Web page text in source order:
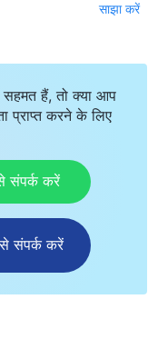
साझा करें
सहमत हैं, तो क्या आप
प्राप्त करने के लिए
संपर्क करें
संपर्क करें